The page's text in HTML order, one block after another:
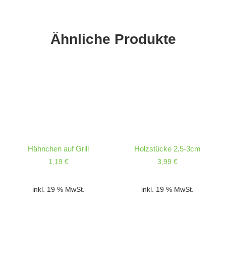
Ähnliche Produkte
Hähnchen auf Grill
1,19 €
inkl. 19 % MwSt.
Holzstücke 2,5-3cm
3,99€
inkl. 19 % MwSt.